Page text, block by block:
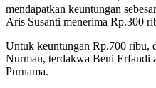
mendapatkan keuntungan
Aris Susanti menerima Rp.300
Untuk keuntungan Rp.700 ribu,
Nurman, terdakwa Beni Erfandi
Purnama.